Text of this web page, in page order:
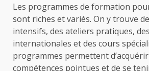
Les programmes de formation
sont riches et variés. On y trouve
intensifs, des ateliers pratiques,
internationales et des cours
programmes permettent
compétences pointues et de se